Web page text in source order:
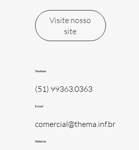
Visite nosso
site
Telefone
(51) 99363.0363
E-mail
comercial@thema.inf.br
Website